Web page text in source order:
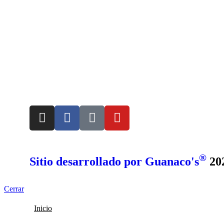
Sitio desarrollado por Guanaco's®
Cerrar
Inicio